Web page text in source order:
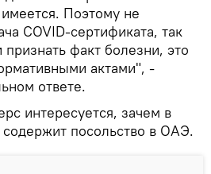
Поэтому не
COVID-сертификата, так
факт болезни, это
актами", -
ответе.
интересуется, зачем в
содержит посольство в ОАЭ.